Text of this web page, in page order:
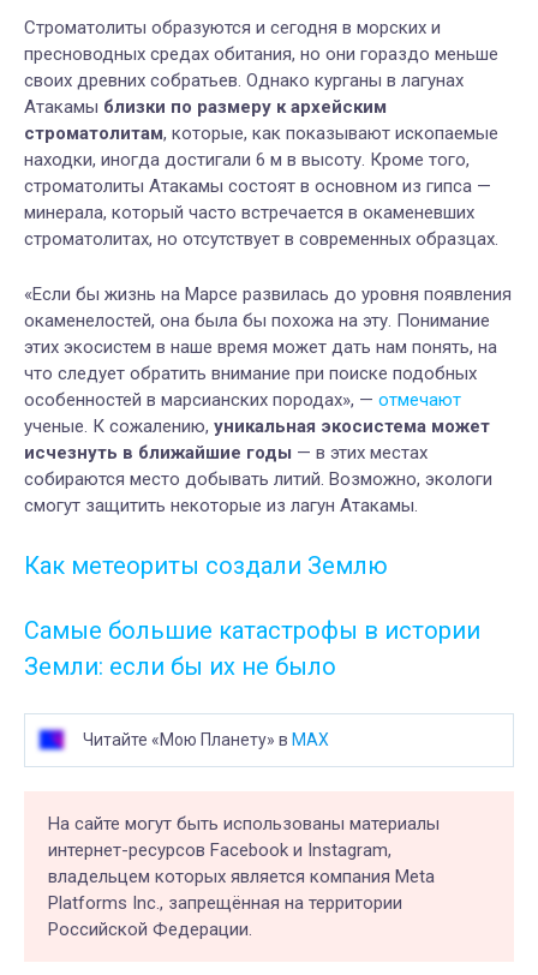
Строматолиты образуются и сегодня в морских и
пресноводных средах обитания, но они гораздо меньше
своих древних собратьев. Однако курганы в лагунах
Атакамы близки по размеру к архейским
строматолитам, которые, как показывают ископаемые
находки, иногда достигали 6 м в высоту. Кроме того,
строматолиты Атакамы состоят в основном из гипса —
минерала, который часто встречается в окаменевших
строматолитах, но отсутствует в современных образцах.
«Если бы жизнь на Марсе развилась до уровня появления
окаменелостей, она была бы похожа на эту. Понимание
этих экосистем в наше время может дать нам понять, на
что следует обратить внимание при поиске подобных
особенностей в марсианских породах», — отмечают
ученые. К сожалению, уникальная экосистема может
исчезнуть в ближайшие годы — в этих местах
собираются место добывать литий. Возможно, экологи
смогут защитить некоторые из лагун Атакамы.
Как метеориты создали Землю
Самые большие катастрофы в истории
Земли: если бы их не было
Читайте «Мою Планету» в MAX
На сайте могут быть использованы материалы
интернет-ресурсов Facebook и Instagram,
владельцем которых является компания Meta
Platforms Inc., запрещённая на территории
Российской Федерации.